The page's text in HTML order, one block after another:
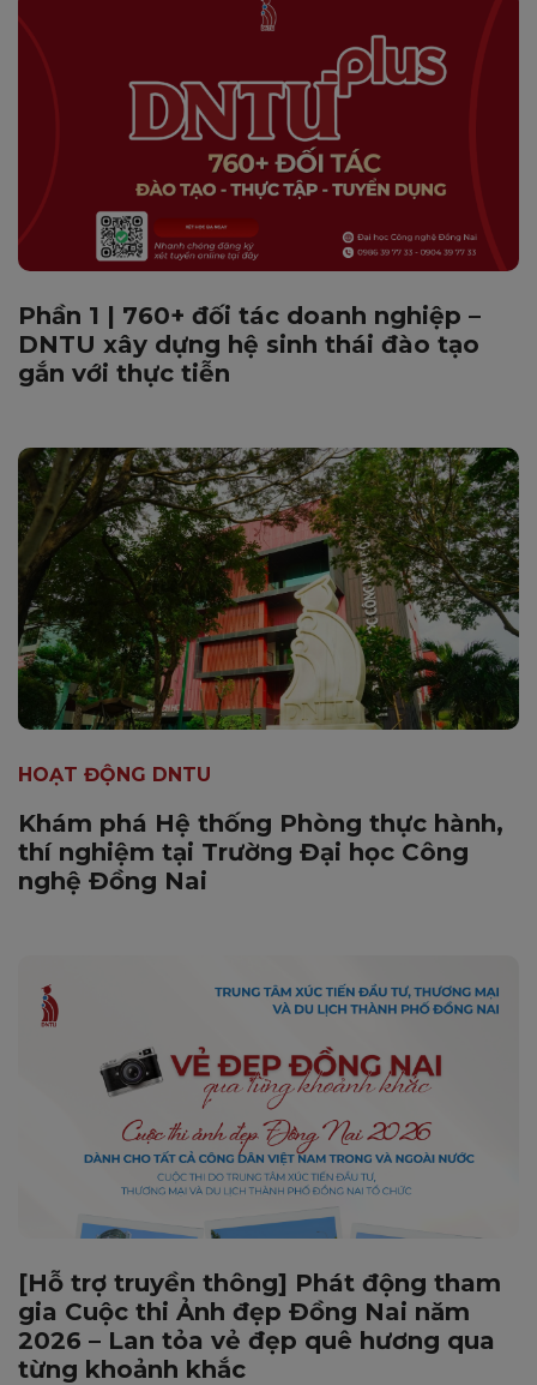
Phần 1 | 760+ đối tác doanh nghiệp –
DNTU xây dựng hệ sinh thái đào tạo
gắn với thực tiễn
HOẠT ĐỘNG DNTU
Khám phá Hệ thống Phòng thực hành,
thí nghiệm tại Trường Đại học Công
nghệ Đồng Nai
[Hỗ trợ truyền thông] Phát động tham
gia Cuộc thi Ảnh đẹp Đồng Nai năm
2026 – Lan tỏa vẻ đẹp quê hương qua
từng khoảnh khắc